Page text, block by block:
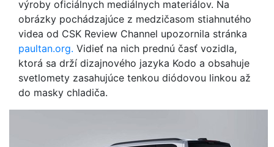
výroby oficiálnych mediálnych materiálov. Na
obrázky pochádzajúce z medzičasom stiahnutého
videa od CSK Review Channel upozornila stránka
paultan.org. Vidieť na nich prednú časť vozidla,
ktorá sa drží dizajnového jazyka Kodo a obsahuje
svetlomety zasahujúce tenkou diódovou linkou až
do masky chladiča.